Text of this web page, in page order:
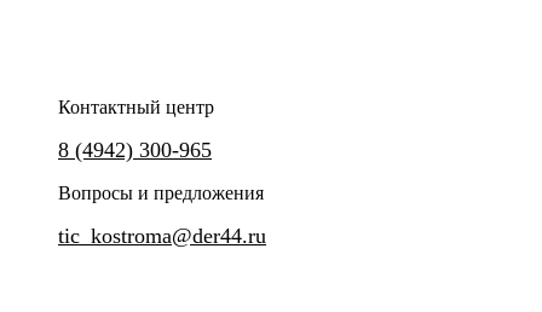
Контактный центр
8 (4942) 300-965
Вопросы и предложения
tic_kostroma@der44.ru